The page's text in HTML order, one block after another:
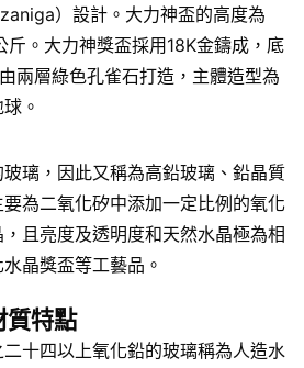
）設計。大力神盃的高度為
斤。大力神獎盃採用18K金鑄成，底
兩層綠色孔雀石打造，主體造型為
。
璃，因此又稱為高鉛玻璃、鉛晶質
為二氧化矽中添加一定比例的氧化
且亮度及透明度和天然水晶極為相
晶獎盃等工藝品。
質特點
十四以上氧化鉛的玻璃稱為人造水